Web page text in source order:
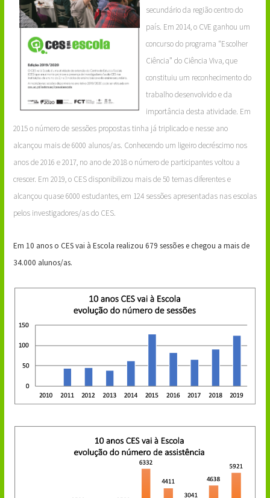
secundário da região centro do
país. Em 2014, o CVE ganhou um
concurso do programa “Escolher
Ciência” do Ciência Viva, que
constituiu um reconhecimento do
trabalho desenvolvido e da
importância desta atividade. Em
2015 o número de sessões propostas tinha já triplicado e nesse ano
alcançou mais de 6000 alunos/as. Conhecendo um ligeiro decréscimo nos
anos de 2016 e 2017, no ano de 2018 o número de participantes voltou a
crescer. Em 2019, o CES disponibilizou mais de 50 temas diferentes e
alcançou quase 6000 estudantes, em 124 sessões apresentadas nas escolas
pelos investigadores/as do CES.
Em 10 anos o CES vai à Escola realizou 679 sessões e chegou a mais de
34.000 alunos/as.